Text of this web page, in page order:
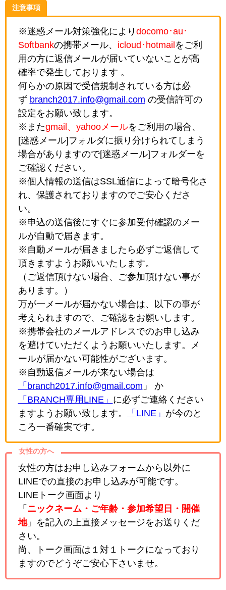
注意事項
※迷惑メール対策強化により docomo･au･
Softbankの携帯メール、 icloud･hotmail をご利
用の方に返信メールが届いていないことが高
確率で発生しております 。
何らかの原因で受信規制されている方は必
ず branch2017.info@gmail.com の受信許可の
設定をお願い致します。
※またgmail、yahooメールをご利用の場合、
[迷惑メール]フォルダに振り分けられてしまう
場合がありますので[迷惑メール]フォルダーを
ご確認ください。
※個人情報の送信はSSL通信によって暗号化さ
れ、保護されておりますのでご安心くださ
い。
※申込の送信後にすぐに参加受付確認のメー
ルが自動で届きます。
※自動メールが届きましたら必ずご返信して
頂きますようお願いいたします。
（ご返信頂けない場合、ご参加頂けない事が
あります。）
万が一メールが届かない場合は、以下の事が
考えられますので、ご確認をお願いします。
※携帯会社のメールアドレスでのお申し込み
を避けていただくようお願いいたします。メ
ールが届かない可能性がございます。
※自動返信メールが来ない場合は
「branch2017.info@gmail.com 」 か
「BRANCH専用LINE」 に必ずご連絡ください
ますようお願い致します。
「LINE」 が今のと
ころ一番確実です。
女性の方へ
女性の方はお申し込みフォームから以外に
LINEでの直接のお申し込みが可能です。
LINEトーク画面より
「 ニックネーム・ご年齢・参加希望日・開催
地」を記入の上直接メッセージをお送りくだ
さい。
尚、トーク画面は１対１トークになっており
ますのでどうぞご安心下さいませ。